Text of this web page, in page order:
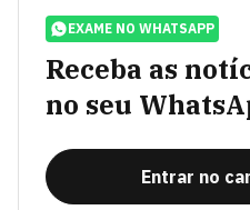
EXAME NO WHATSAPP
Receba as
no seu
Entrar no